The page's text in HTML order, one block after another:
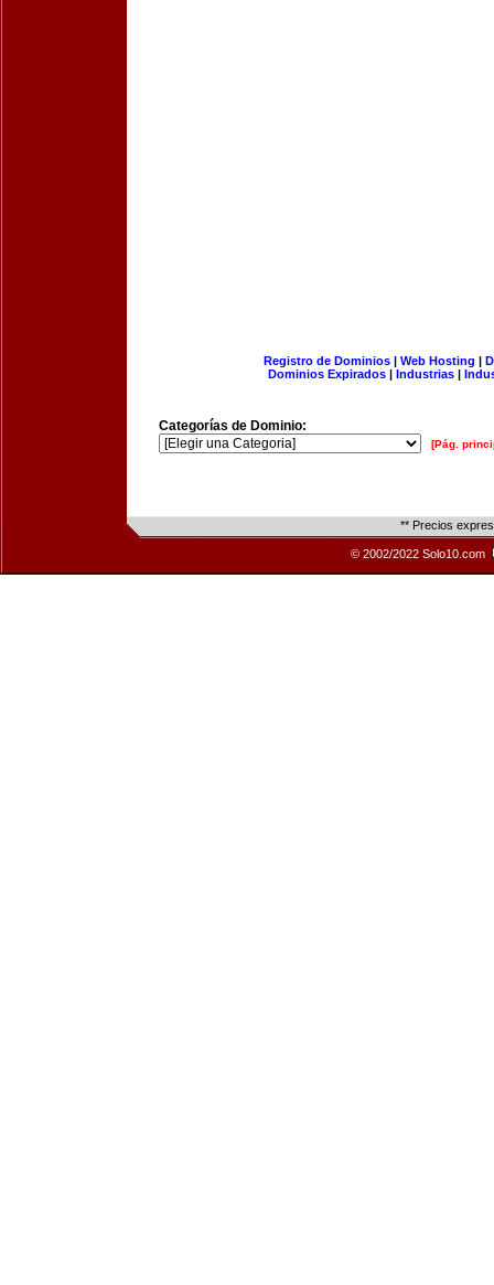
Registro de Dominios| Web Hosting |
Dominios Expirados | Industrias |
Categorías de Dominio:
[Pág.
** Precios
© 2002/2022 Solo10.com